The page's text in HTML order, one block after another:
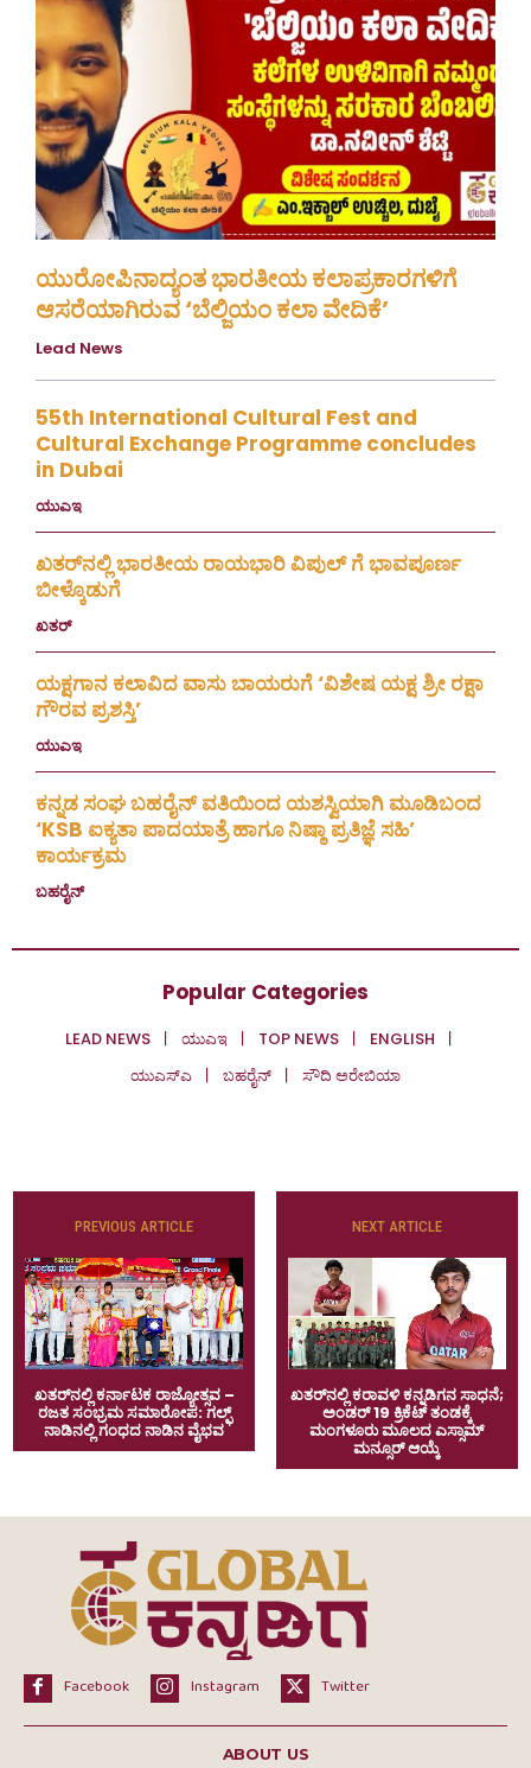
ಯುರೋಪಿನಾದ್ಯಂತ ಭಾರತೀಯ ಕಲಾಪ್ರಕಾರಗಳಿಗೆ
ಆಸರೆಯಾಗಿರುವ ‘ಬೆಲ್ಜಿಯಂ ಕಲಾ ವೇದಿಕೆ’
Lead News
55th International Cultural Fest and
Cultural Exchange Programme concludes
in Dubai
ಯುಎಇ
ಖತರ್‌ನಲ್ಲಿ ಭಾರತೀಯ ರಾಯಭಾರಿ ವಿಪುಲ್ ಗೆ ಭಾವಪೂರ್ಣ
ಬೀಳ್ಕೊಡುಗೆ
ಖತರ್
ಯಕ್ಷಗಾನ ಕಲಾವಿದ ವಾಸು ಬಾಯರುಗೆ ‘ವಿಶೇಷ ಯಕ್ಷ ಶ್ರೀ ರಕ್ಷಾ
ಗೌರವ ಪ್ರಶಸ್ತಿ’
ಯುಎಇ
ಕನ್ನಡ ಸಂಘ ಬಹರೈನ್ ವತಿಯಿಂದ ಯಶಸ್ವಿಯಾಗಿ ಮೂಡಿಬಂದ
‘KSB ಐಕ್ಯತಾ ಪಾದಯಾತ್ರೆ ಹಾಗೂ ನಿಷ್ಠಾ ಪ್ರತಿಜ್ಞೆ ಸಹಿ’
ಕಾರ್ಯಕ್ರಮ
ಬಹರೈನ್
Popular Categories
LEAD NEWS ಯುಎಇ TOP NEWS
ENGLISH
ಯುಎಸ್‌ಎ
ಬಹರೈನ್ ಸೌದಿ ಅರೇಬಿಯಾ
PREVIOUS ARTICLE
ಖತರ್‌ನಲ್ಲಿ ಕರ್ನಾಟಕ ರಾಜ್ಯೋತ್ಸವ –
ರಜತ ಸಂಭ್ರಮ ಸಮಾರೋಪ: ಗಲ್ಫ್
ನಾಡಿನಲ್ಲಿ ಗಂಧದ ನಾಡಿನ ವೈಭವ
NEXT ARTICLE
ಖತರ್‌ನಲ್ಲಿ ಕರಾವಳಿ ಕನ್ನಡಿಗನ ಸಾಧನೆ;
ಅಂಡರ್ 19 ಕ್ರಿಕೆಟ್ ತಂಡಕ್ಕೆ
ಮಂಗಳೂರು ಮೂಲದ ಎಸ್ಸಾಮ್
ಮನ್ಸೂರ್ ಆಯ್ಕೆ
Facebook Instagram Twitter
ABOUT US